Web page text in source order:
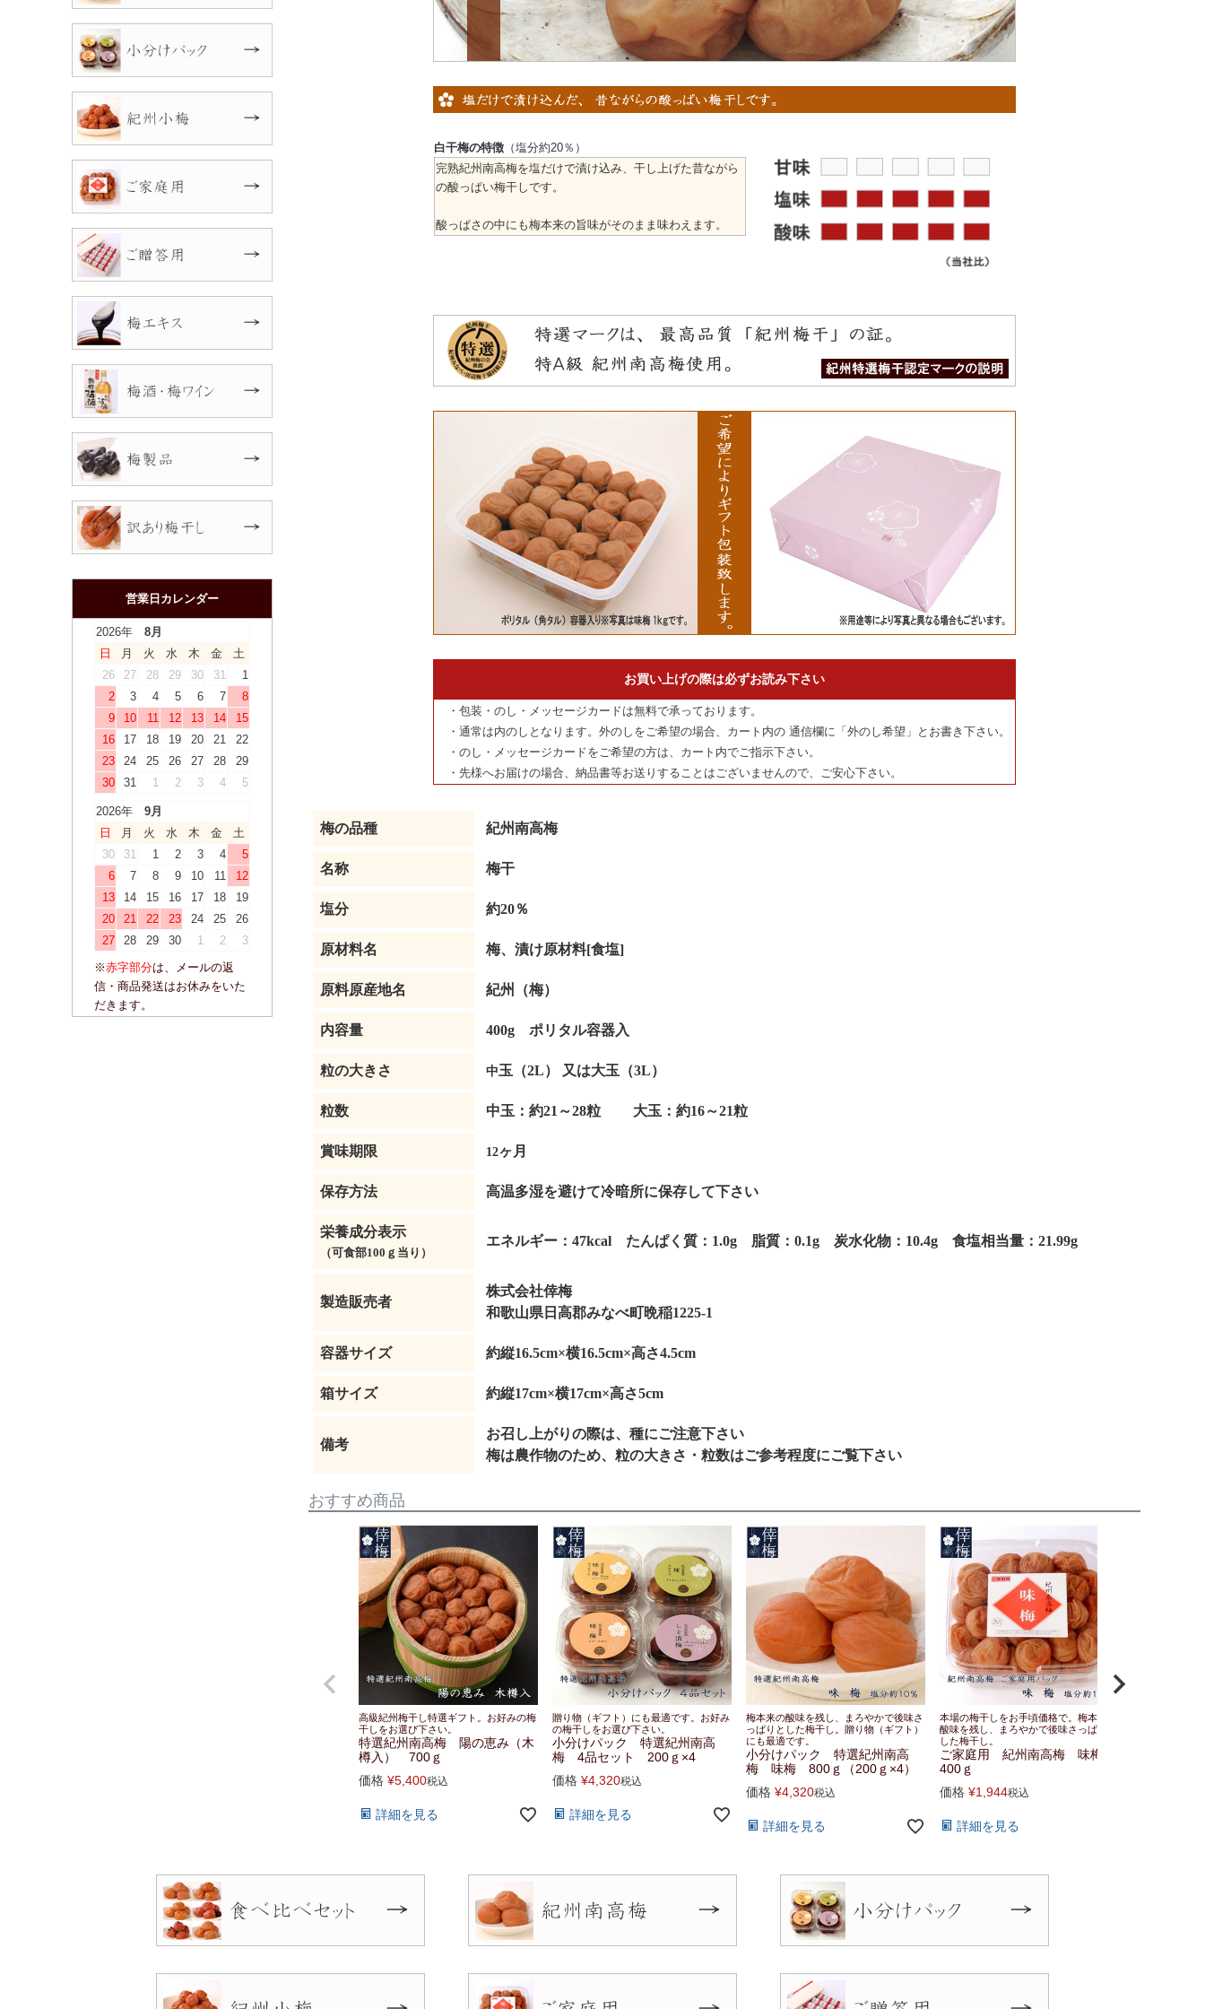
営業日カレンダー
2026年 8月
日
月 火 水 木 金
土
26
27 28 29 30 31
1
2
3 4 5 6 7
8
9
10 11 12 13 14
15
16
17 18 19 20 21
22
23
24 25 26 27 28
29
30
31 1 2 3 4 5
2026年 9月
日
月 火 水 木 金
土
30
31 1 2 3 4
5
6
7 8 9 10 11
12
13
14 15 16 17 18
19
20
21 22 23 24 25
26
27
28 29 30 1 2
3
※赤字部分は、メールの返
信・商品発送はお休みをいた
だきます。
白干梅の特徴（塩分約20％）
完熟紀州南高梅を塩だけで漬け込み、干し上げた昔ながら
の酸っぱい梅干しです。
酸っぱさの中にも梅本来の旨味がそのまま味わえます。
お買い上げの際は必ずお読み下さい
・包装・のし・メッセージカードは無料で承っております。
・通常は内のしとなります。外のしをご希望の場合、カート内の 通信欄に「外のし希望」とお書き下さい。
・のし・メッセージカードをご希望の方は、カート内でご指示下さい。
・先様へお届けの場合、納品書等お送りすることはございませんので、ご安心下さい。
梅の品種 紀州南高梅
名称 梅干
塩分 約20％
原材料名 梅、漬け原材料[食塩]
原料原産地名 紀州（梅）
内容量 400g ポリタル容器入
粒の大きさ 中玉（2L） 又は大玉（3L）
粒数 中玉：約21～28粒 大玉：約16～21粒
賞味期限 12ヶ月
保存方法 高温多湿を避けて冷暗所に保存して下さい
栄養成分表示
（可食部100ｇ当り）
エネルギー：47kcal たんぱく質：1.0g 脂質：0.1g 炭水化物：10.4g 食塩相当量：21.99g
製造販売者
株式会社倖梅
和歌山県日高郡みなべ町晩稲1225-1
容器サイズ 約縦16.5cm×横16.5cm×高さ4.5cm
箱サイズ 約縦17cm×横17cm×高さ5cm
備考
お召し上がりの際は、種にご注意下さい
梅は農作物のため、粒の大きさ・粒数はご参考程度にご覧下さい
おすすめ商品
高級紀州梅干し特選ギフト。お好みの梅
干しをお選び下さい。
特選紀州南高梅 陽の恵み（木
樽入） 700ｇ
価格 ¥5,400税込
詳細を見る
贈り物（ギフト）にも最適です。お好み
の梅干しをお選び下さい。
小分けパック 特選紀州南高
梅 4品セット 200ｇ×4
価格 ¥4,320税込
詳細を見る
梅本来の酸味を残し、まろやかで後味さ
っぱりとした梅干し。贈り物（ギフト）
にも最適です。
小分けパック 特選紀州南高
梅 味梅 800ｇ（200ｇ×4）
価格 ¥4,320税込
詳細を見る
本場の梅干しをお手頃価格で。梅本来の
酸味を残し、まろやかで後味さっぱりと
した梅干し。
ご家庭用 紀州南高梅 味梅
400ｇ
価格 ¥1,944税込
詳細を見る